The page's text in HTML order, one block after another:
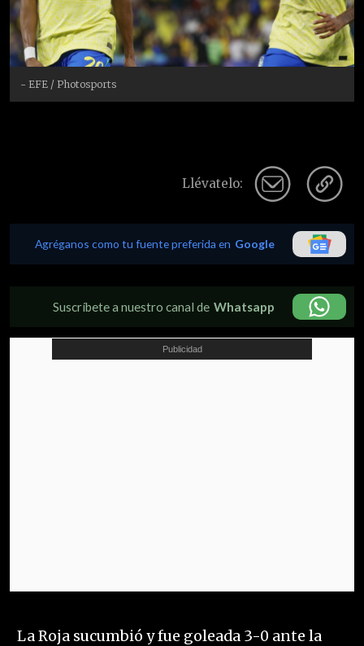
- EFE / Photosports
Llévatelo:
Agréganos como tu fuente preferida en Google
Suscríbete a nuestro canal de Whatsapp
La Roja sucumbió y fue goleada 3-0 ante la